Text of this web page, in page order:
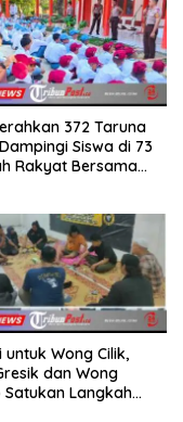
372 Taruna
Siswa di 73
Rakyat Bersama
untuk Wong Cilik,
dan Wong
Satukan Langkah